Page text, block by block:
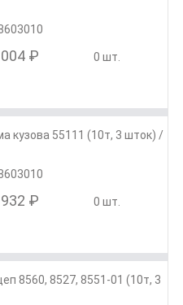
₽ 0 шт.
кузова 55111 (10т, 3 шток) /
₽ 0 шт.
8560, 8527, 8551-01 (10т, 3